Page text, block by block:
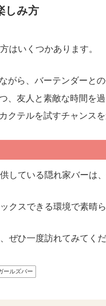
しみ方
はいくつかあります。
がら、バーテンダーとの
、友人と素敵な時間を過
クテルを試すチャンスを
している隠れ家バーは
クスできる環境で素晴
ぜひ一度訪れてみてくだ
ールズバー